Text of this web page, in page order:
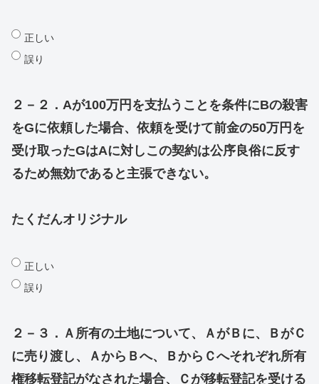
正しい
誤り
２－２．Aが100万円を支払うことを条件にBの殺害
をGに依頼した場合、依頼を受けて前金の50万円を
受け取ったGはAに対しこの契約は公序良俗に反す
るため無効であると主張できない。
たくだんオリジナル
正しい
誤り
２－３．Ａ所有の土地について、ＡがＢに、ＢがＣ
に売り渡し、ＡからＢへ、ＢからＣへそれぞれ所有
権移転登記がなされた場合、Ｃが移転登記を受ける